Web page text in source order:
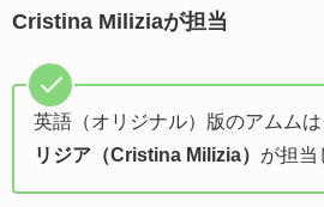
Cristina Miliziaが担当
英語（オリジナル）版のアムムは
リジア（Cristina Milizia） が担当